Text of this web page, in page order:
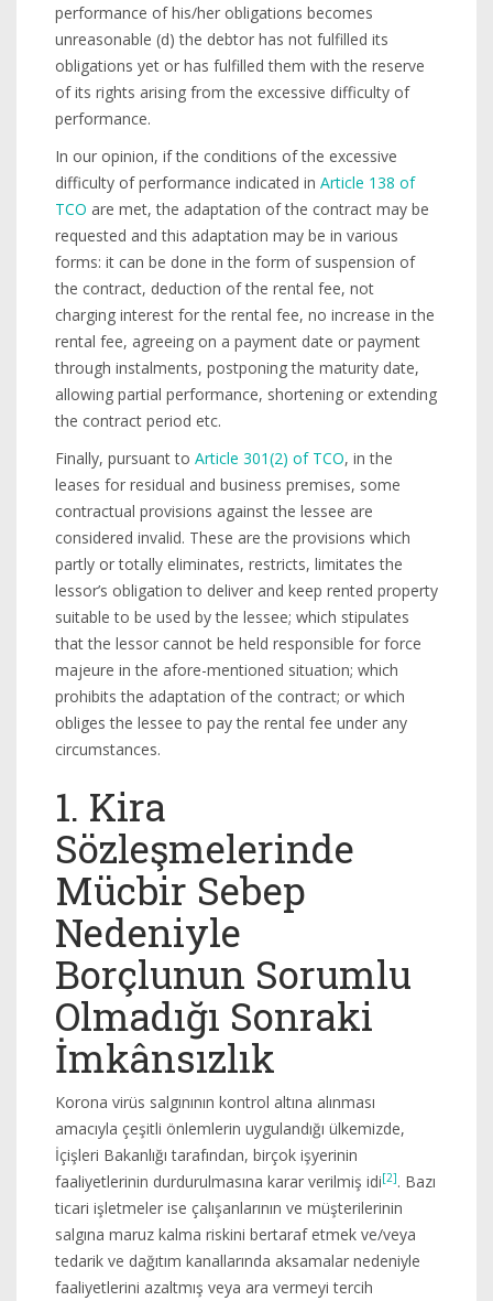
performance of his/her obligations becomes
unreasonable (d) the debtor has not fulfilled its
obligations yet or has fulfilled them with the reserve
of its rights arising from the excessive difficulty of
performance.
In our opinion, if the conditions of the excessive
difficulty of performance indicated in Article 138 of
TCO are met, the adaptation of the contract may be
requested and this adaptation may be in various
forms: it can be done in the form of suspension of
the contract, deduction of the rental fee, not
charging interest for the rental fee, no increase in the
rental fee, agreeing on a payment date or payment
through instalments, postponing the maturity date,
allowing partial performance, shortening or extending
the contract period etc.
Finally, pursuant to Article 301(2) of TCO, in the
leases for residual and business premises, some
contractual provisions against the lessee are
considered invalid. These are the provisions which
partly or totally eliminates, restricts, limitates the
lessor’s obligation to deliver and keep rented property
suitable to be used by the lessee; which stipulates
that the lessor cannot be held responsible for force
majeure in the afore-mentioned situation; which
prohibits the adaptation of the contract; or which
obliges the lessee to pay the rental fee under any
circumstances.
1. Kira
Sözleşmelerinde
Mücbir Sebep
Nedeniyle
Borçlunun Sorumlu
Olmadığı Sonraki
İmkânsızlık
Korona virüs salgınının kontrol altına alınması
amacıyla çeşitli önlemlerin uygulandığı ülkemizde,
İçişleri Bakanlığı tarafından, birçok işyerinin
faaliyetlerinin durdurulmasına karar verilmiş idi[2]. Bazı
ticari işletmeler ise çalışanlarının ve müşterilerinin
salgına maruz kalma riskini bertaraf etmek ve/veya
tedarik ve dağıtım kanallarında aksamalar nedeniyle
faaliyetlerini azaltmış veya ara vermeyi tercih